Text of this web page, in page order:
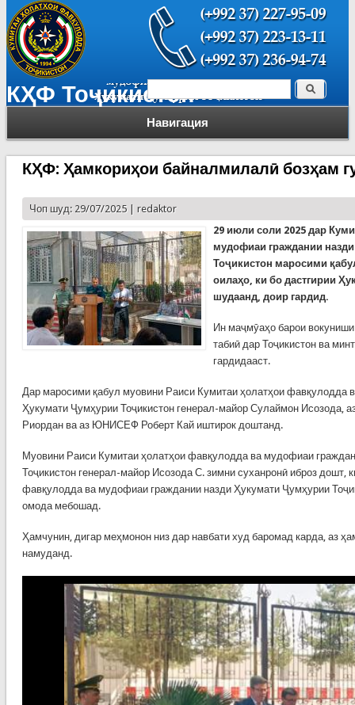
КҲФ Тоҷикистон
Навигация
Форма поиска Поиск
КҲФ: Ҳамкориҳои байналмилалӣ бозҳам
Чоп шуд: 29/07/2025 | redaktor
29 июли соли 2025 дар
мудофиаи граждании
Тоҷикистон маросими
оилаҳо, ки бо дастгирии
шудаанд, доир гардид.
Ин маҷмӯаҳо барои
табиӣ дар Тоҷикистон ва
гардидааст.
Дар маросими қабул муовини Раиси Кумитаи ҳолатҳои фавқулодда
Ҳукумати Ҷумҳурии Тоҷикистон генерал-майор Сулаймон Исозода,
Риордан ва аз ЮНИСЕФ Роберт Кай иштирок доштанд.
Муовини Раиси Кумитаи ҳолатҳои фавқулодда ва мудофиаи
Тоҷикистон генерал-майор Исозода С. зимни суханронӣ иброз дошт,
фавқулодда ва мудофиаи граждании назди Ҳукумати Ҷумҳурии
омода мебошад.
Ҳамчунин, дигар меҳмонон низ дар навбати худ баромад карда, аз
намуданд.